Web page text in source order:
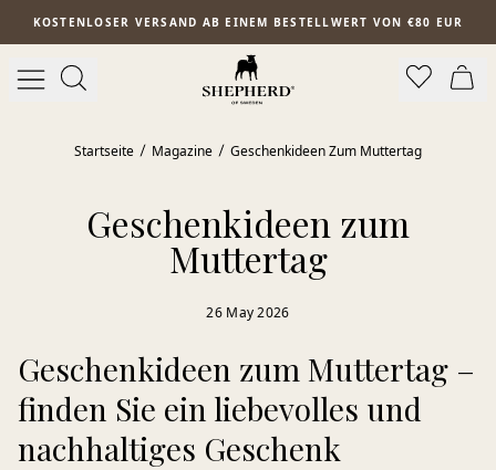
Zum Hauptinhalt springen
KOSTENLOSER VERSAND AB EINEM BESTELLWERT VON €80 EUR
Startseite Magazine Geschenkideen Zum Muttertag
Geschenkideen zum
Muttertag
26 May 2026
Geschenkideen zum Muttertag –
finden Sie ein liebevolles und
nachhaltiges Geschenk